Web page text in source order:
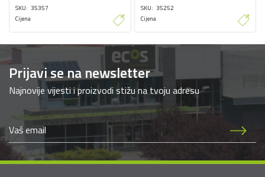
SKU 35357
Cijena
SKU 35252
Cijena
Prijavi se na newsletter
Najnovije vijesti i proizvodi stižu na tvoju adresu